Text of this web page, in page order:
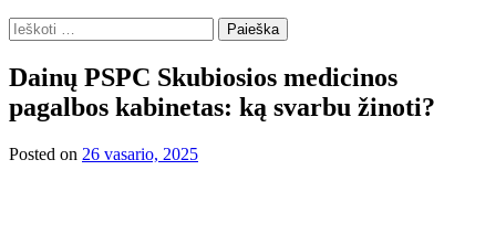
Ieškoti:
Dainų PSPC Skubiosios medicinos
pagalbos kabinetas: ką svarbu žinoti?
Posted on 26 vasario, 2025